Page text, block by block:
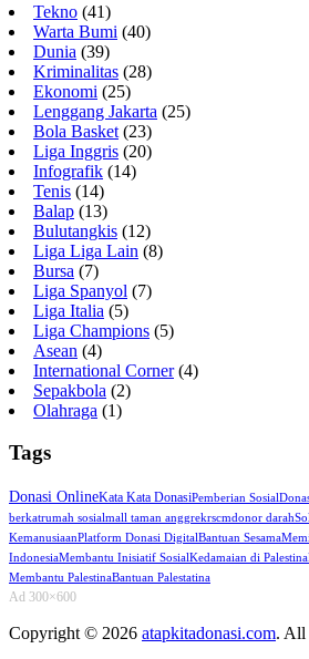
Tekno (41)
Warta Bumi (40)
Dunia (39)
Kriminalitas (28)
Ekonomi (25)
Lenggang Jakarta (25)
Bola Basket (23)
Liga Inggris (20)
Infografik (14)
Tenis (14)
Balap (13)
Bulutangkis (12)
Liga Liga Lain (8)
Bursa (7)
Liga Spanyol (7)
Liga Italia (5)
Liga Champions (5)
Asean (4)
International Corner(4)
Sepakbola (2)
Olahraga (1)
Tags
Donasi OnlineKata Kata DonasiPemberian Sosial
berkatrumah sosialmall taman anggrekrscmdonor darah
KemanusiaanPlatform Donasi DigitalBantuan Sesama
IndonesiaMembantu Inisiatif SosialKedamaian di Palestina
Membantu PalestinaBantuan Palestatina
Ad 300×600
Copyright © 2026 atapkitadonasi.com. All